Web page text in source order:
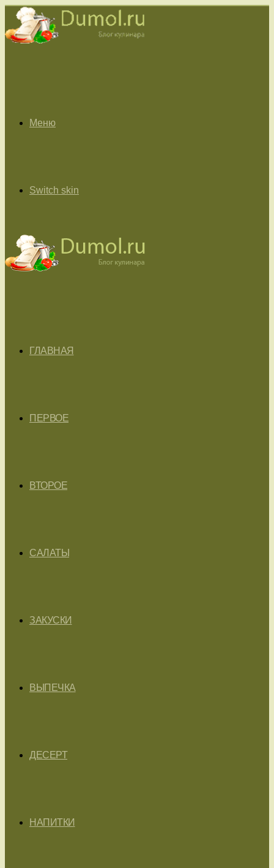
Меню
Switch skin
ГЛАВНАЯ
ПЕРВОЕ
ВТОРОЕ
САЛАТЫ
ЗАКУСКИ
ВЫПЕЧКА
ДЕСЕРТ
НАПИТКИ